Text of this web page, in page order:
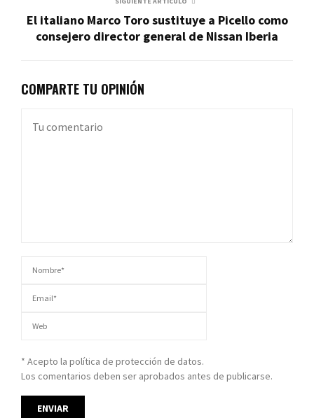
El italiano Marco Toro sustituye a Picello como
consejero director general de Nissan Iberia
COMPARTE TU OPINIÓN
* Acepto la política de protección de datos.
Los comentarios deben ser aprobados antes de publicarse.